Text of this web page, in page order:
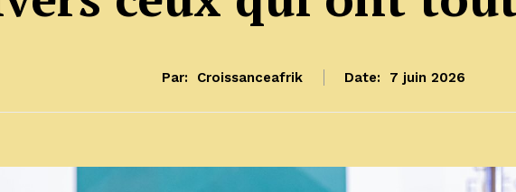
Par: Croissanceafrik Date: 7 juin 2026